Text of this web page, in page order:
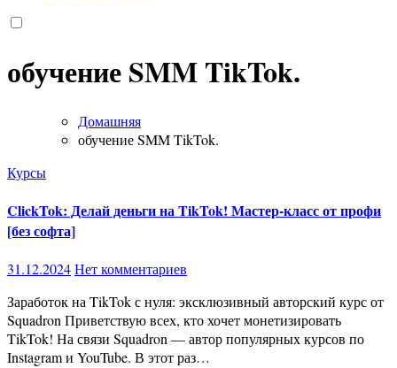
обучение SMM TikTok.
Домашняя
обучение SMM TikTok.
Курсы
ClickTok: Делай деньги на TikTok! Мастер-класс от профи
[без софта]
31.12.2024Нет комментариев
Заработок на TikTok с нуля: эксклюзивный авторский курс от
Squadron Приветствую всех, кто хочет монетизировать
TikTok! На связи Squadron — автор популярных курсов по
Instagram и YouTube. В этот раз…